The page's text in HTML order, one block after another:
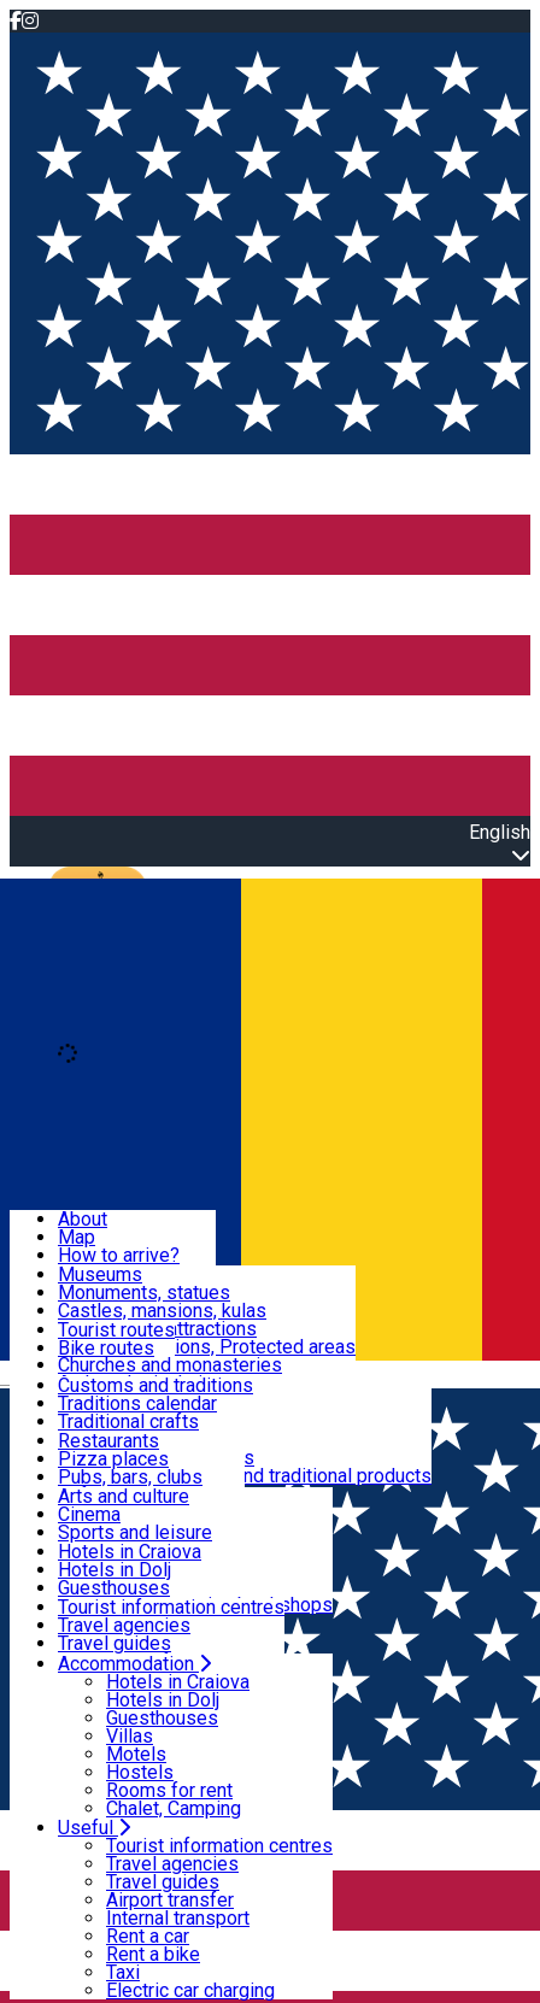
English
Română
Attractions
Routes
Customs, Traditions
Food & Drinks
Leisure & Fun
Accommodation
Useful
About
Map
How to arrive?
Recommendations
Tourist attractions
News
Museums
Monuments, statues
Castles, mansions, kulas
Architectural attractions
Natural attractions, Protected areas
Churches and monasteries
Archaeological sites
Parks and gardens
Tourist routes
Bike routes
Customs and traditions
Traditions calendar
Traditional crafts
Traditional cuisine
Wineries and vineyards
Local manufacturers and traditional products
Restaurants
Pizza places
Pubs, bars, clubs
Cafes and teahouses
Sweets and ice cream
Fast-food
Arts and culture
Cinema
Sports and leisure
Horse riding
Swimming pools
Zoo
Shopping, souvenirs, bookshops
Hotels in Craiova
Hotels in Dolj
Guesthouses
Villas
Motels
Hostels
Rooms for rent
Chalet, Camping
Tourist information centres
Travel agencies
Travel guides
Airport transfer
Internal transport
Rent a car
Rent a bike
Taxi
Electric car charging
Accommodation
Hotels in Craiova
Hotels in Dolj
Guesthouses
Villas
Motels
Hostels
Rooms for rent
Chalet, Camping
Useful
Tourist information centres
Travel agencies
Travel guides
Airport transfer
Internal transport
Rent a car
Rent a bike
Taxi
Electric car charging
Home PLACES
Places
Bar / Pub Restaurant - Craiova
Closed